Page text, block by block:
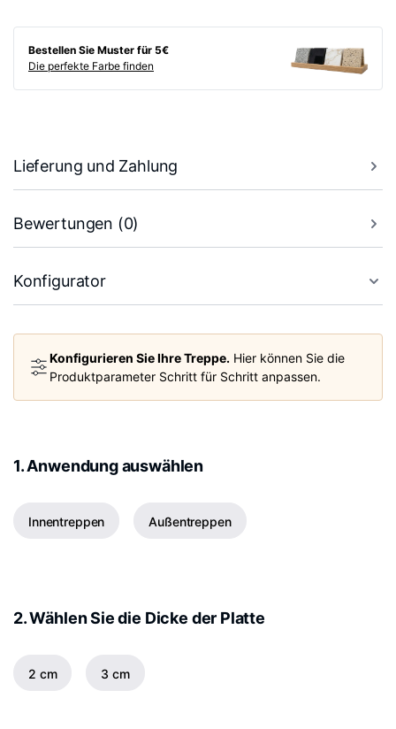
Bestellen Sie Muster für 5€
Die perfekte Farbe finden
Lieferung und Zahlung
Bewertungen (0)
Konfigurator
Konfigurieren Sie Ihre Treppe. Hier können Sie die
Produktparameter Schritt für Schritt anpassen.
1. Anwendung auswählen
Innentreppen Außentreppen
2. Wählen Sie die Dicke der Platte
2 cm 3 cm